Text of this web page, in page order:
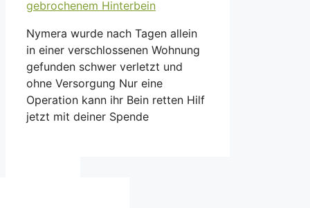
Nymera wurde nach Tagen allein
in einer verschlossenen Wohnung
gefunden schwer verletzt und
ohne Versorgung Nur eine
Operation kann ihr Bein retten Hilf
jetzt mit deiner Spende